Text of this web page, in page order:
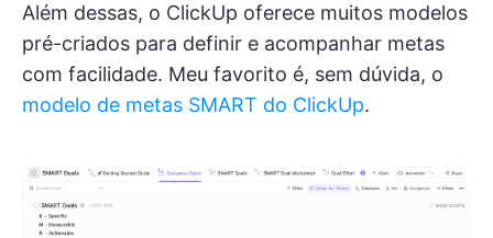
Além dessas, o ClickUp oferece muitos modelos
pré-criados para definir e acompanhar metas
com facilidade. Meu favorito é, sem dúvida, o
modelo de metas SMART do ClickUp.